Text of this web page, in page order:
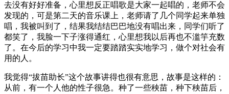
去没有好好准备，心里想反正唱歌是大家一起唱的，老师不会
发现的，可是第二天的音乐课上，老师请了几个同学起来单独
唱，我被叫到了，结果我结结巴巴地没有唱出来，同学们听了
都笑了，我脸一下子涨得通红，心里想我以后再也不滥竽充数
了。在今后的学习中我一定要踏踏实实地学习，做个对社会有
用的人。
我觉得“拔苗助长”这个故事讲得也很有意思，故事是这样的：
从前，有一个人他的性子很急。种了一些秧苗，种下秧苗后，